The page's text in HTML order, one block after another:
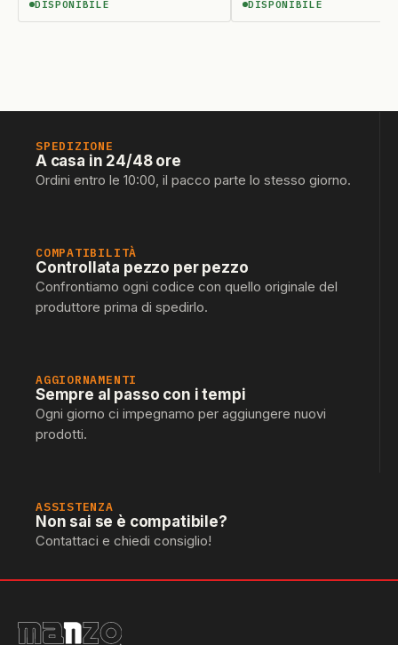
DISPONIBILE
DISPONIBILE DISPONIBILE
DISPONIBILE
SPEDIZIONE
A casa in 24/48 ore
Ordini entro le 10:00, il pacco parte lo stesso giorno.
COMPATIBILITÀ
Controllata pezzo per pezzo
Confrontiamo ogni codice con quello originale del
produttore prima di spedirlo.
AGGIORNAMENTI
Sempre al passo con i tempi
Ogni giorno ci impegnamo per aggiungere nuovi
prodotti.
ASSISTENZA
Non sai se è compatibile?
Contattaci e chiedi consiglio!